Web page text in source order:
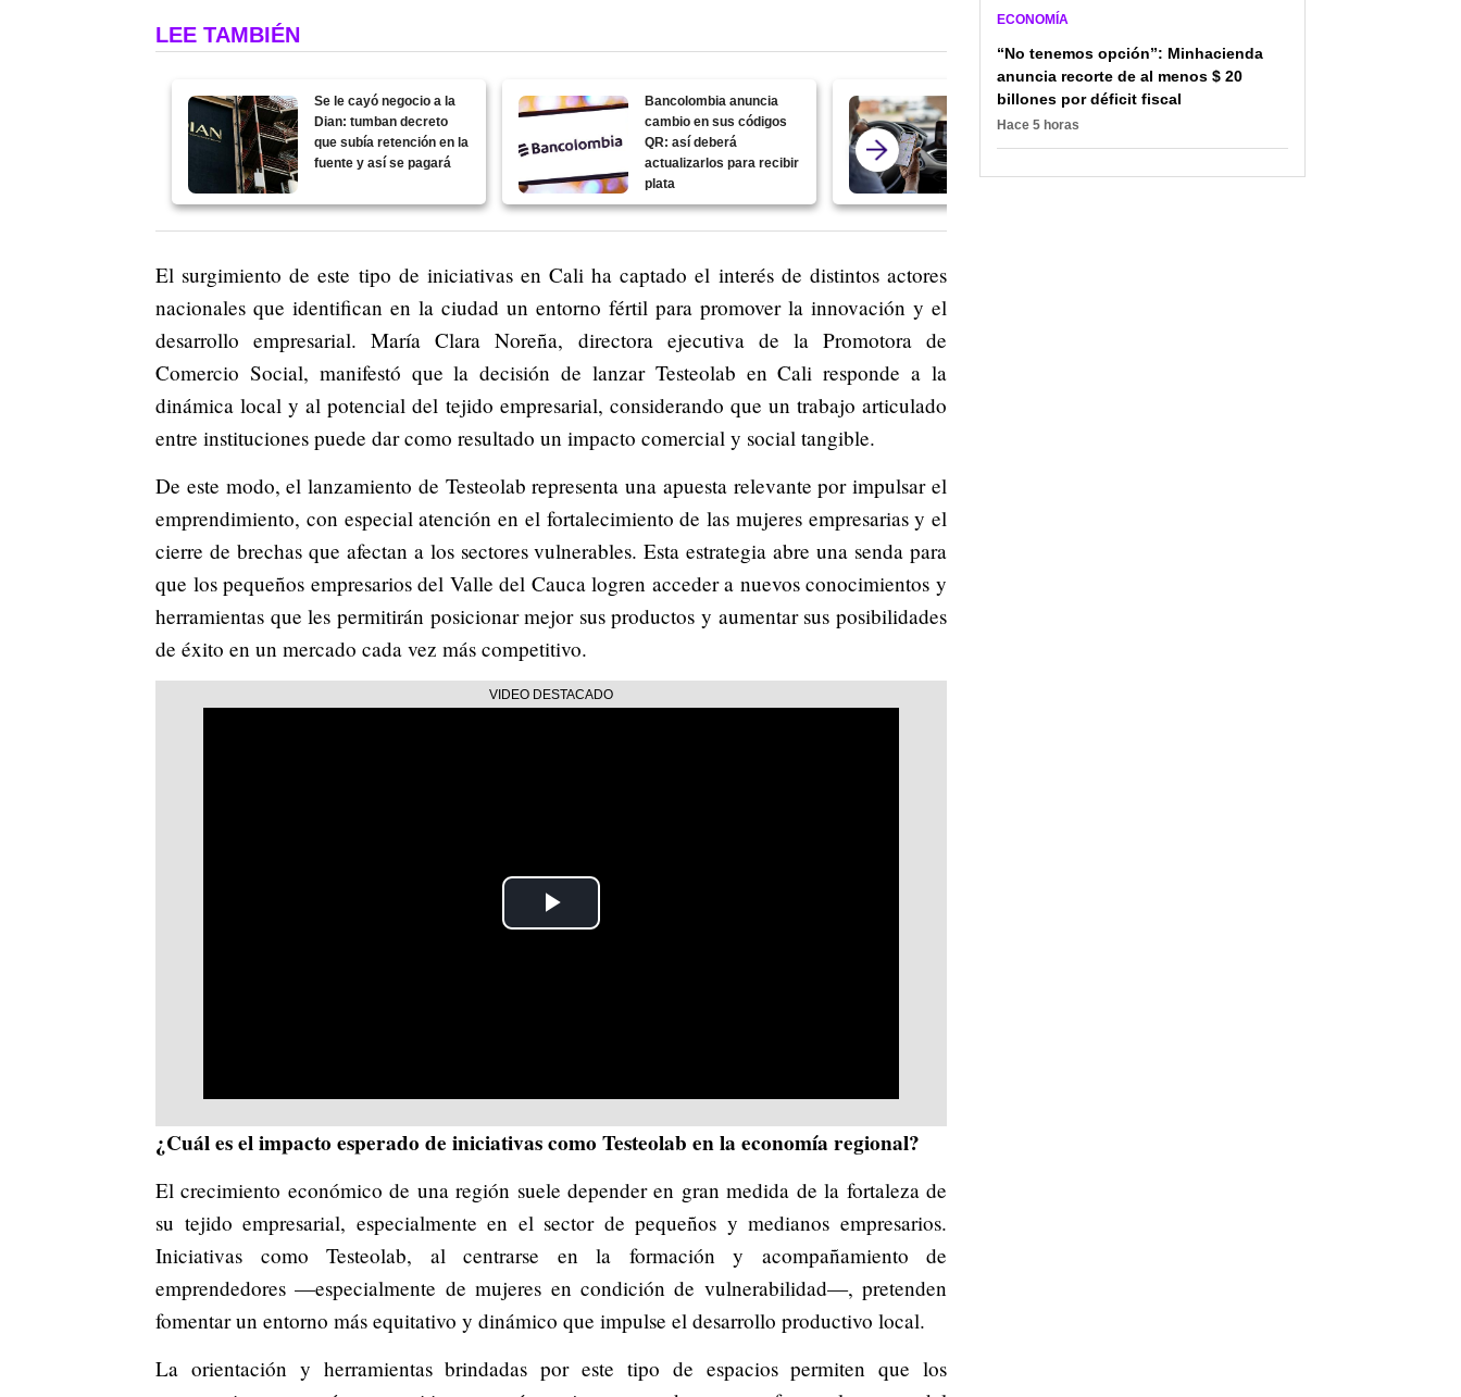
LEE TAMBIÉN
Se le cayó negocio a la
Dian: tumban decreto
que subía retención en la
fuente y así se pagará
Bancolombia anuncia
cambio en sus códigos
QR: así deberá
actualizarlos para recibir
plata
Uber facilitó función muy
importante para mejorar
El surgimiento de este tipo de iniciativas en Cali ha captado el interés de distintos actores
nacionales que identifican en la ciudad un entorno fértil para promover la innovación y el
desarrollo empresarial. María Clara Noreña, directora ejecutiva de la Promotora de
Comercio Social, manifestó que la decisión de lanzar Testeolab en Cali responde a la
dinámica local y al potencial del tejido empresarial, considerando que un trabajo articulado
entre instituciones puede dar como resultado un impacto comercial y social tangible.
De este modo, el lanzamiento de Testeolab representa una apuesta relevante por impulsar el
emprendimiento, con especial atención en el fortalecimiento de las mujeres empresarias y el
cierre de brechas que afectan a los sectores vulnerables. Esta estrategia abre una senda para
que los pequeños empresarios del Valle del Cauca logren acceder a nuevos conocimientos y
herramientas que les permitirán posicionar mejor sus productos y aumentar sus posibilidades
de éxito en un mercado cada vez más competitivo.
Play
¿Cuál es el impacto esperado de iniciativas como Testeolab en la economía regional?
El crecimiento económico de una región suele depender en gran medida de la fortaleza de
su tejido empresarial, especialmente en el sector de pequeños y medianos empresarios.
Iniciativas como Testeolab, al centrarse en la formación y acompañamiento de
emprendedores —especialmente de mujeres en condición de vulnerabilidad—, pretenden
fomentar un entorno más equitativo y dinámico que impulse el desarrollo productivo local.
La orientación y herramientas brindadas por este tipo de espacios permiten que los
ECONOMÍA
“No tenemos opción”: Minhacienda
anuncia recorte de al menos $ 20
billones por déficit fiscal
Hace 5 horas